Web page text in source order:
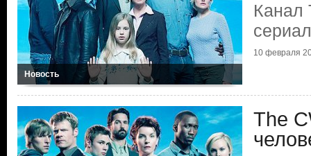
Новость
Канал
10 февраля
The